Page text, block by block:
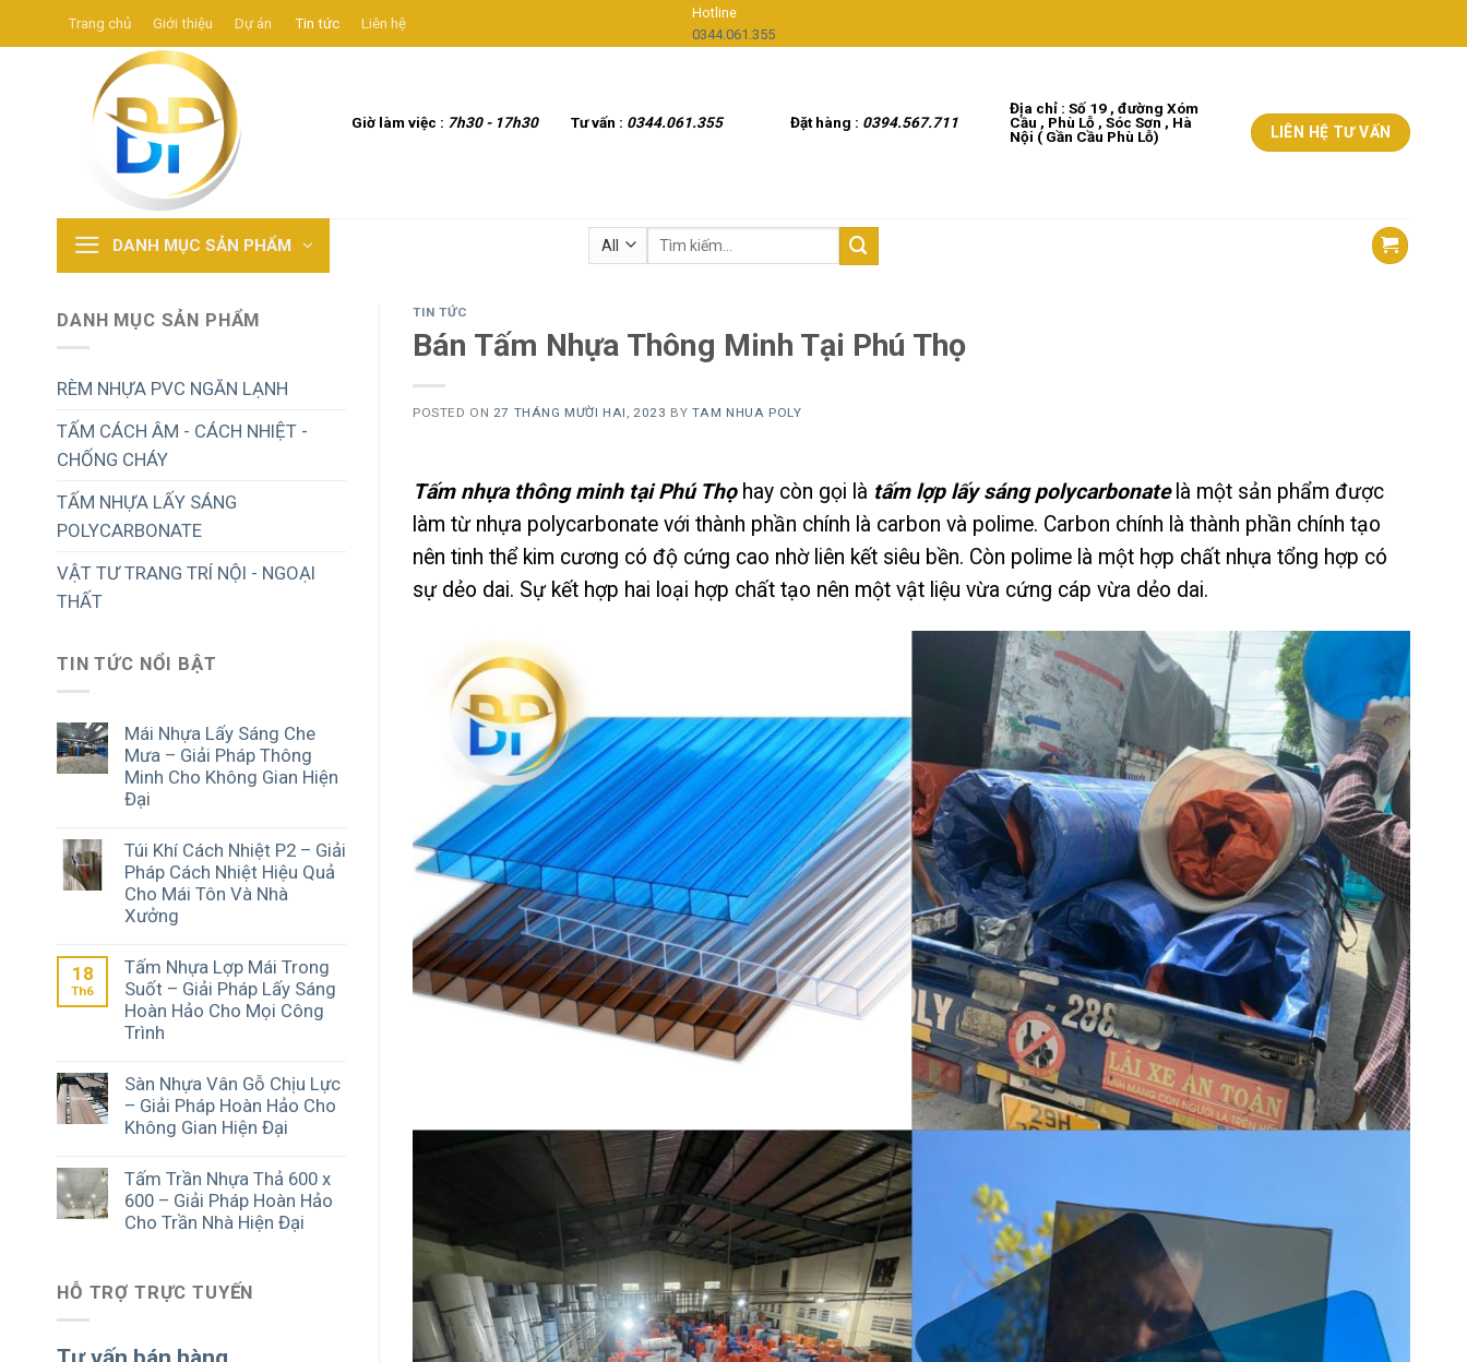
to
Trang chủ Giới thiệu Dự án Tin tức Liên hệ
Hotline
0344.061.355
Giờ làm việc : 7h30 - 17h30 Tư vấn : 0344.061.355 Đặt hàng : 0394.567.711
Địa chỉ : Số 19 , đường Xóm
Cầu , Phù Lỗ , Sóc Sơn , Hà
Nội ( Gần Cầu Phù Lỗ) LIÊN HỆ TƯ VẤN
DANH MỤC SẢN PHẨM
Tìm
DANH MỤC SẢN PHẨM
RÈM NHỰA PVC NGĂN LẠNH
TẤM CÁCH ÂM - CÁCH NHIỆT -
CHỐNG CHÁY
TẤM NHỰA LẤY SÁNG
POLYCARBONATE
VẬT TƯ TRANG TRÍ NỘI - NGOẠI
THẤT
TIN TỨC NỔI BẬT
Mái Nhựa Lấy Sáng Che
Mưa – Giải Pháp Thông
Minh Cho Không Gian Hiện
Đại
Túi Khí Cách Nhiệt P2 – Giải
Pháp Cách Nhiệt Hiệu Quả
Cho Mái Tôn Và Nhà
Xưởng
18
Th6
Tấm Nhựa Lợp Mái Trong
Suốt – Giải Pháp Lấy Sáng
Hoàn Hảo Cho Mọi Công
Trình
Sàn Nhựa Vân Gỗ Chịu Lực
– Giải Pháp Hoàn Hảo Cho
Không Gian Hiện Đại
Tấm Trần Nhựa Thả 600 x
600 – Giải Pháp Hoàn Hảo
Cho Trần Nhà Hiện Đại
HỖ TRỢ TRỰC TUYẾN
TIN TỨC
Bán Tấm Nhựa Thông Minh Tại Phú Thọ
POSTED ON 27 THÁNG MƯỜI HAI, 2023 BY TAM NHUA POLY
Tấm nhựa thông minh tại Phú Thọhay còn gọi là tấm lợp lấy sáng polycarbonatelà một sản phẩm được
làm từ nhựa polycarbonate với thành phần chính là carbon và polime. Carbon chính là thành phần chính tạo
nên tinh thể kim cương có độ cứng cao nhờ liên kết siêu bền. Còn polime là một hợp chất nhựa tổng hợp có
sự dẻo dai. Sự kết hợp hai loại hợp chất tạo nên một vật liệu vừa cứng cáp vừa dẻo dai.